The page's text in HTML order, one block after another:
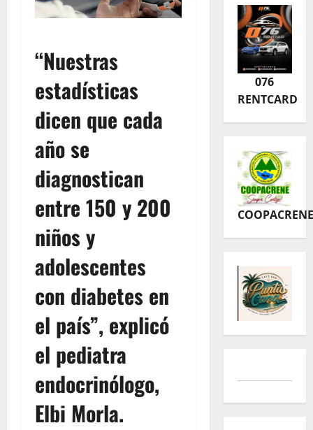
“Nuestras
estadísticas
dicen que cada
año se
diagnostican
entre 150 y 200
niños y
adolescentes
con diabetes en
el país”, explicó
el pediatra
endocrinólogo,
Elbi Morla.
076
RENTCARD
COOPACRENE